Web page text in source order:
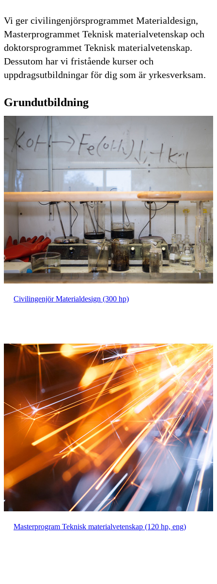
Vi ger civilingenjörsprogrammet Materialdesign,
Masterprogrammet Teknisk materialvetenskap och
doktorsprogrammet Teknisk materialvetenskap.
Dessutom har vi fristående kurser och
uppdragsutbildningar för dig som är yrkesverksam.
Grundutbildning
Civilingenjör Materialdesign (300 hp)
Masterprogram Teknisk materialvetenskap (120 hp, eng)